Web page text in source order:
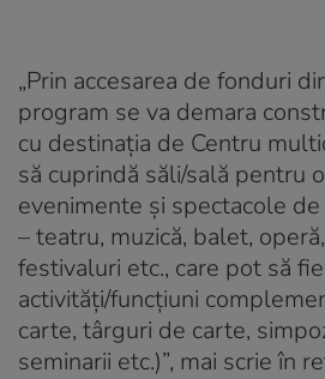
„Prin accesarea de fonduri
program se va demara
cu destinația de Centru
să cuprindă săli/sală pentru
evenimente și spectacole
– teatru, muzică, balet,
festivaluri etc., care pot să
activități/funcțiuni
carte, târguri de carte,
seminarii etc.)”, mai scrie în